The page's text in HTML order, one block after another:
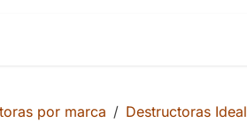
por marca
Destructoras Ideal